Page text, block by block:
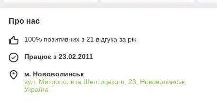
Про нас
100% позитивних з 21 відгука за рік
Працює з 23.02.2011
м. Нововолинськ
вул. Митрополита Шептицького, 23, Нововолинськ,
Україна